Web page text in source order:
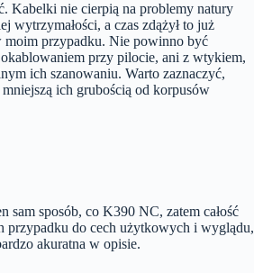
Kabelki nie cierpią na problemy natury
wytrzymałości, a czas zdążył to już
przypadku. Nie powinno być
przy pilocie, ani z wtykiem,
ich szanowaniu. Warto zaznaczyć,
ich grubością od korpusów
sam sposób, co K390 NC, zatem całość
przypadku do cech użytkowych i wyglądu,
akuratna w opisie.